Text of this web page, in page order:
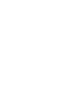
che il
o utilizzarli su
ogni
per i
familiare o,
Piccola